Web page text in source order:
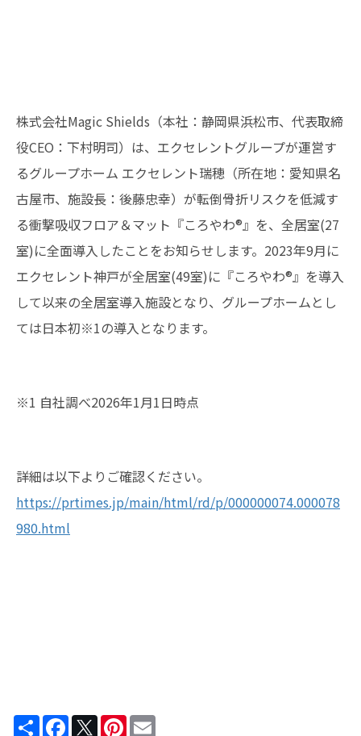
株式会社Magic Shields（本社：静岡県浜松市、代表取締
役CEO：下村明司）は、エクセレントグループが運営す
るグループホーム エクセレント瑞穂（所在地：愛知県名
古屋市、施設長：後藤忠幸）が転倒骨折リスクを低減す
る衝撃吸収フロア＆マット『ころやわ®』を、全居室(27
室)に全面導入したことをお知らせします。2023年9月に
エクセレント神戸が全居室(49室)に『ころやわ®』を導入
して以来の全居室導入施設となり、グループホームとし
ては日本初※1の導入となります。
※1 自社調べ2026年1月1日時点
詳細は以下よりご確認ください。
https://prtimes.jp/main/html/rd/p/000000074.000078
980.html
Share FacebookTwitterPinterest